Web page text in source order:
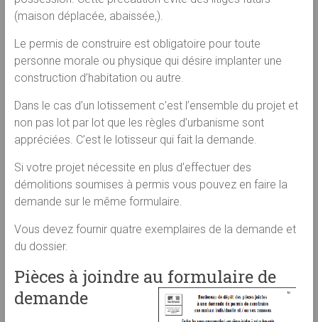
(maison déplacée, abaissée,).
Le permis de construire est obligatoire pour toute
personne morale ou physique qui désire implanter une
construction d’habitation ou autre.
Dans le cas d’un lotissement c’est l’ensemble du projet et
non pas lot par lot que les règles d’urbanisme sont
appréciées. C’est le lotisseur qui fait la demande.
Si votre projet nécessite en plus d’effectuer des
démolitions soumises à permis vous pouvez en faire la
demande sur le même formulaire.
Vous devez fournir quatre exemplaires de la demande et
du dossier.
Pièces à joindre au formulaire de
demande